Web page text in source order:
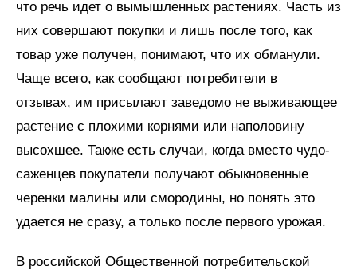
что речь идет о вымышленных растениях. Часть из
них совершают покупки и лишь после того, как
товар уже получен, понимают, что их обманули.
Чаще всего, как сообщают потребители в
отзывах, им присылают заведомо не выживающее
растение с плохими корнями или наполовину
высохшее. Также есть случаи, когда вместо чудо-
саженцев покупатели получают обыкновенные
черенки малины или смородины, но понять это
удается не сразу, а только после первого урожая.
В российской Общественной потребительской